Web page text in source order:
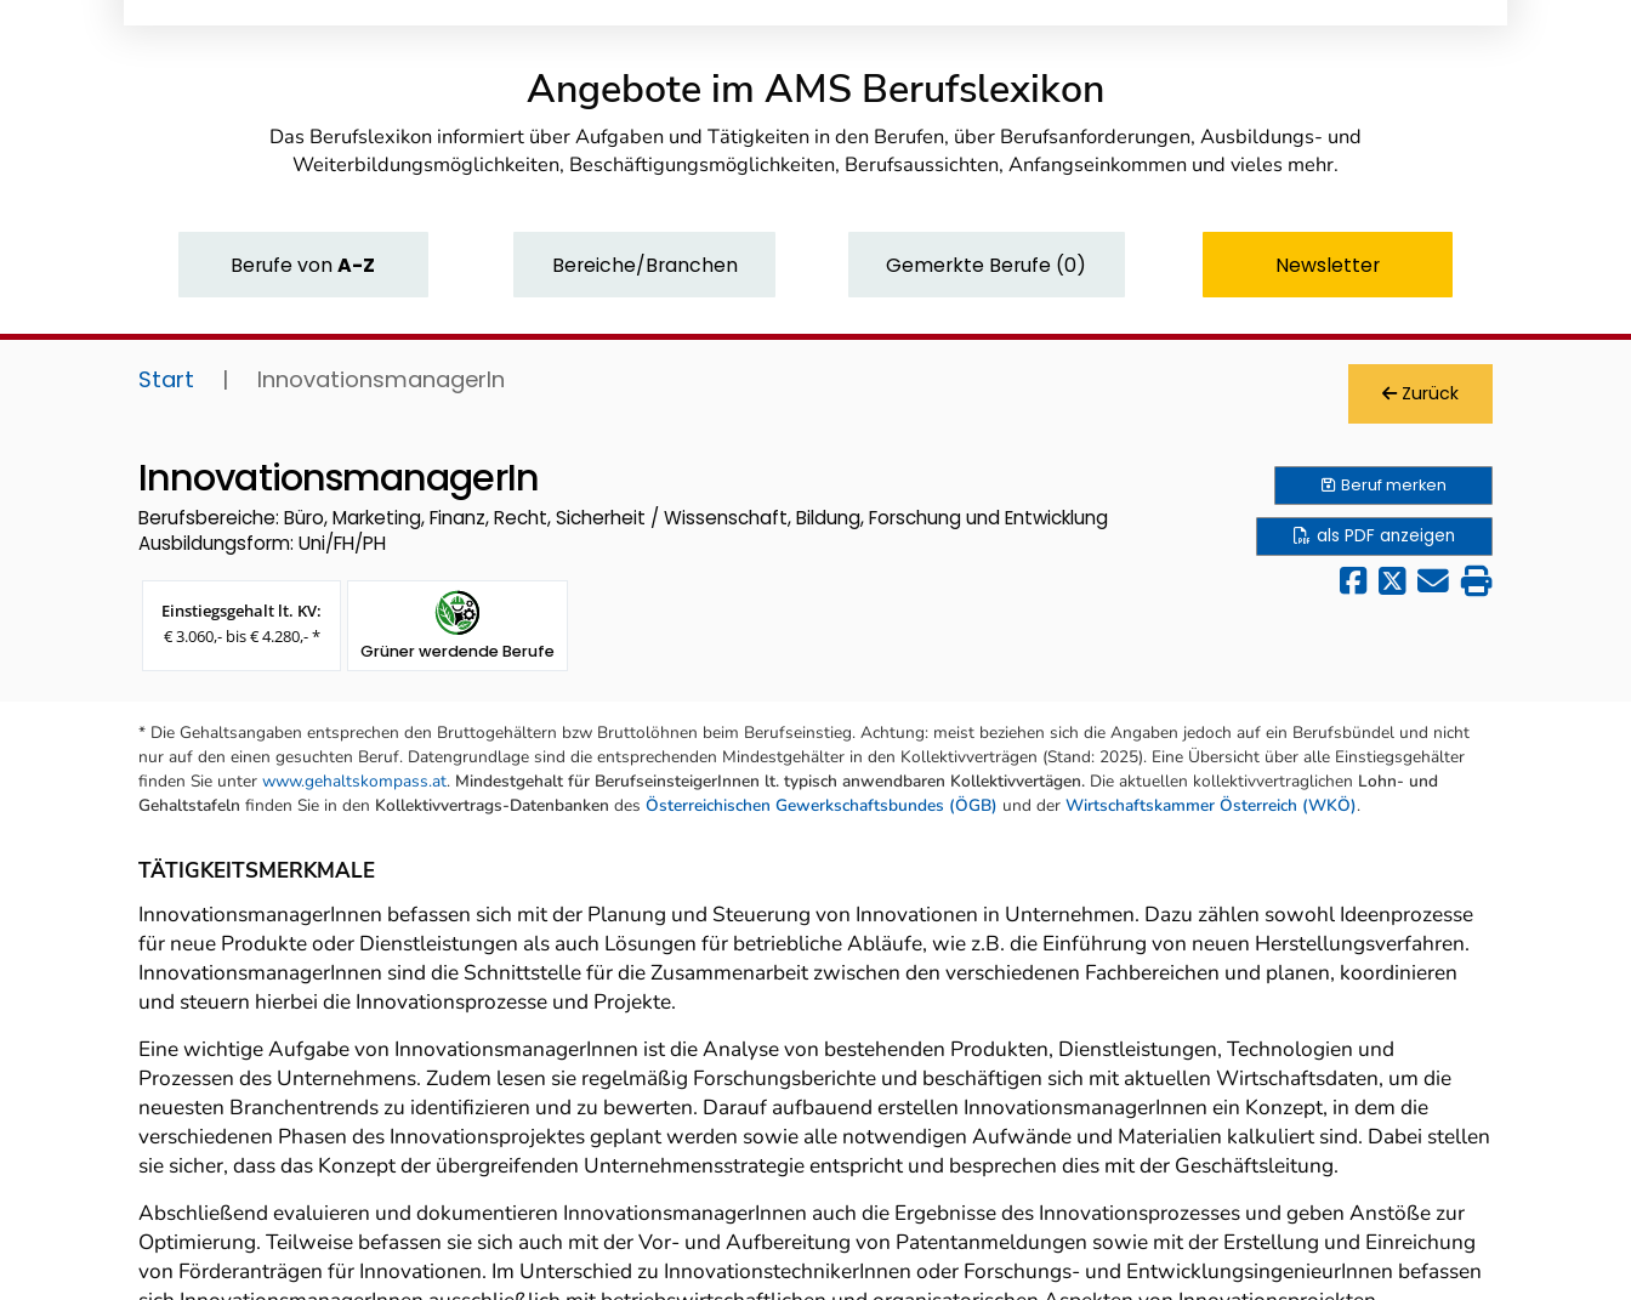
Angebote im AMS Berufslexikon
Das Berufslexikon informiert über Aufgaben und Tätigkeiten in den Berufen, über Berufsanforderungen, Ausbildungs- und
Weiterbildungsmöglichkeiten, Beschäftigungsmöglichkeiten, Berufsaussichten, Anfangseinkommen und vieles mehr.
BerufevonA-Z Bereiche/Branchen Gemerkte Berufe (0) Newsletter
Start | InnovationsmanagerIn Zurück
InnovationsmanagerIn
Berufsbereiche: Büro, Marketing, Finanz, Recht, Sicherheit / Wissenschaft, Bildung, Forschung und Entwicklung
Ausbildungsform: Uni/FH/PH
Einstiegsgehalt lt. KV:
€ 3.060,- bis € 4.280,- *
Grüner werdende Berufe
Berufmerken
als PDF anzeigen
* Die Gehaltsangaben entsprechen den Bruttogehältern bzw Bruttolöhnen beim Berufseinstieg. Achtung: meist beziehen sich die Angaben jedoch auf ein Berufsbündel und nicht
nur auf den einen gesuchten Beruf. Datengrundlage sind die entsprechenden Mindestgehälter in den Kollektivverträgen (Stand: 2025). Eine Übersicht über alle Einstiegsgehälter
finden Sie unter www.gehaltskompass.at. Mindestgehalt für BerufseinsteigerInnen lt. typisch anwendbaren Kollektivvertägen. Die aktuellen kollektivvertraglichen Lohn- und
Gehaltstafeln finden Sie in den Kollektivvertrags-Datenbanken des Österreichischen Gewerkschaftsbundes (ÖGB) und der Wirtschaftskammer Österreich (WKÖ).
TÄTIGKEITSMERKMALE
InnovationsmanagerInnen befassen sich mit der Planung und Steuerung von Innovationen in Unternehmen. Dazu zählen sowohl Ideenprozesse
für neue Produkte oder Dienstleistungen als auch Lösungen für betriebliche Abläufe, wie z.B. die Einführung von neuen Herstellungsverfahren.
InnovationsmanagerInnen sind die Schnittstelle für die Zusammenarbeit zwischen den verschiedenen Fachbereichen und planen, koordinieren
und steuern hierbei die Innovationsprozesse und Projekte.
Eine wichtige Aufgabe von InnovationsmanagerInnen ist die Analyse von bestehenden Produkten, Dienstleistungen, Technologien und
Prozessen des Unternehmens. Zudem lesen sie regelmäßig Forschungsberichte und beschäftigen sich mit aktuellen Wirtschaftsdaten, um die
neuesten Branchentrends zu identifizieren und zu bewerten. Darauf aufbauend erstellen InnovationsmanagerInnen ein Konzept, in dem die
verschiedenen Phasen des Innovationsprojektes geplant werden sowie alle notwendigen Aufwände und Materialien kalkuliert sind. Dabei stellen
sie sicher, dass das Konzept der übergreifenden Unternehmensstrategie entspricht und besprechen dies mit der Geschäftsleitung.
Abschließend evaluieren und dokumentieren InnovationsmanagerInnen auch die Ergebnisse des Innovationsprozesses und geben Anstöße zur
Optimierung. Teilweise befassen sie sich auch mit der Vor- und Aufbereitung von Patentanmeldungen sowie mit der Erstellung und Einreichung
von Förderanträgen für Innovationen. Im Unterschied zu InnovationstechnikerInnen oder Forschungs- und EntwicklungsingenieurInnen befassen